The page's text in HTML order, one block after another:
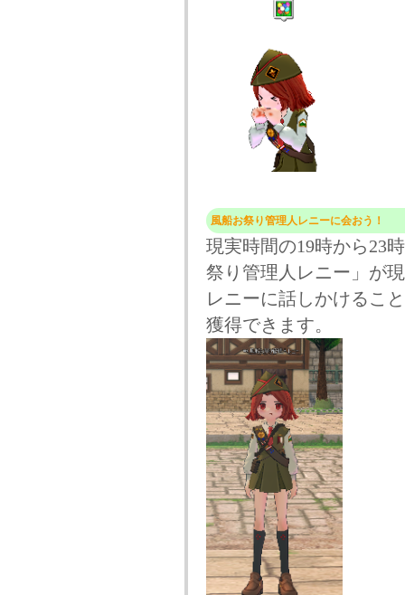
風船お祭り管理人レニーに会おう！
現実時間の19時から23
祭り管理人レニー」が
レニーに話しかけるこ
獲得できます。